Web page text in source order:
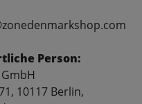
Person:
10117 Berlin,